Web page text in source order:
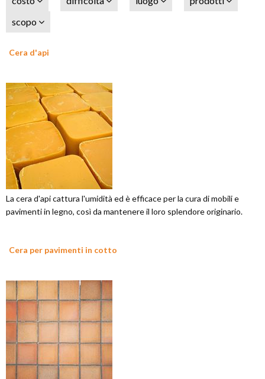
scopo
Cera d'api
La cera d'api cattura l'umidità ed è efficace per la cura di mobili e
pavimenti in legno, così da mantenere il loro splendore originario.
Cera per pavimenti in cotto